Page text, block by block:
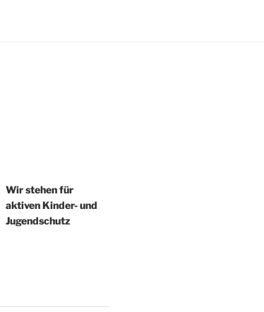
Wir stehen für
aktiven Kinder- und
Jugendschutz